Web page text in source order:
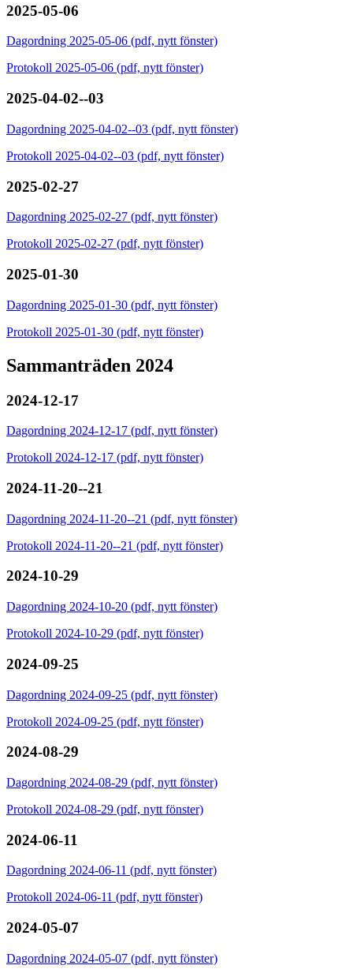
2025-05-06
Dagordning 2025-05-06 (pdf, nytt fönster)
Protokoll 2025-05-06 (pdf, nytt fönster)
2025-04-02--03
Dagordning 2025-04-02--03 (pdf, nytt fönster)
Protokoll 2025-04-02--03 (pdf, nytt fönster)
2025-02-27
Dagordning 2025-02-27 (pdf, nytt fönster)
Protokoll 2025-02-27 (pdf, nytt fönster)
2025-01-30
Dagordning 2025-01-30 (pdf, nytt fönster)
Protokoll 2025-01-30 (pdf, nytt fönster)
Sammanträden 2024
2024-12-17
Dagordning 2024-12-17 (pdf, nytt fönster)
Protokoll 2024-12-17 (pdf, nytt fönster)
2024-11-20--21
Dagordning 2024-11-20--21 (pdf, nytt fönster)
Protokoll 2024-11-20--21 (pdf, nytt fönster)
2024-10-29
Dagordning 2024-10-20 (pdf, nytt fönster)
Protokoll 2024-10-29 (pdf, nytt fönster)
2024-09-25
Dagordning 2024-09-25 (pdf, nytt fönster)
Protokoll 2024-09-25 (pdf, nytt fönster)
2024-08-29
Dagordning 2024-08-29 (pdf, nytt fönster)
Protokoll 2024-08-29 (pdf, nytt fönster)
2024-06-11
Dagordning 2024-06-11 (pdf, nytt fönster)
Protokoll 2024-06-11 (pdf, nytt fönster)
2024-05-07
Dagordning 2024-05-07 (pdf, nytt fönster)